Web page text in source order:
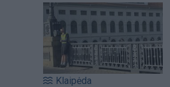
Klaipėda